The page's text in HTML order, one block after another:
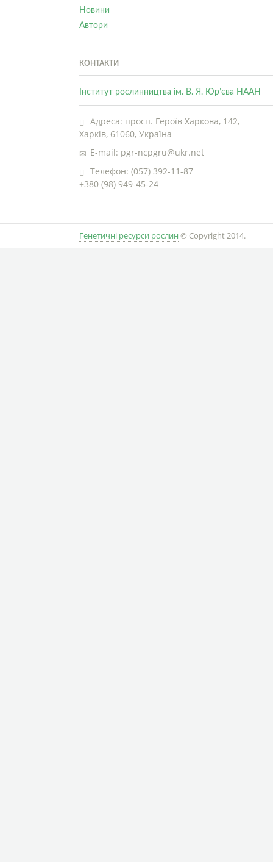
Новини
Автори
КОНТАКТИ
Інститут рослинництва ім. В. Я. Юр’єва НААН
Адреса: просп. Героїв Харкова, 142,
Харків, 61060, Україна
E-mail: pgr-ncpgru@ukr.net
Телефон: (057) 392-11-87
+380 (98) 949-45-24
Генетичні ресурси рослин © Copyright 2014.